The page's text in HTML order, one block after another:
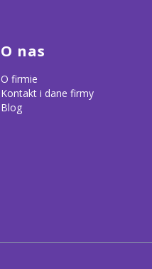
O nas
O firmie
Kontakt i dane firmy
Blog